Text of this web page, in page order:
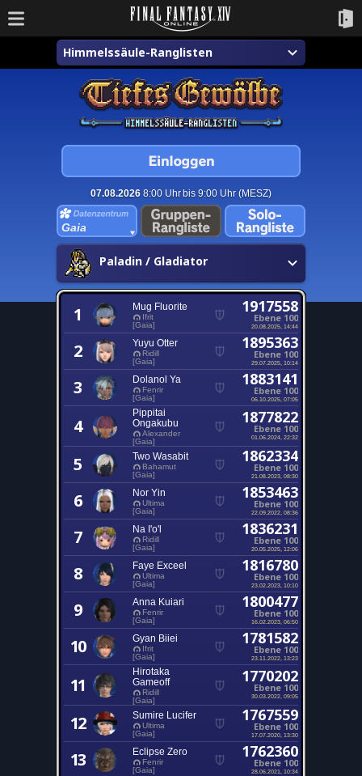
Himmelssäule-Ranglisten
07.08.20268:00 Uhr bis 9:00 Uhr (MESZ)
Gaia
Paladin / Gladiator
1 Mug Fluorite
Ifrit
[Gaia]
1917558
Ebene 100
20.08.2025, 14:44
2 Yuyu Otter
Ridill
[Gaia]
1895363
Ebene 100
29.07.2025, 10:14
3 Dolanol Ya
Fenrir
[Gaia]
1883141
Ebene 100
06.10.2025, 07:05
4
Pippitai
Ongakubu
Alexander
[Gaia]
1877822
Ebene 100
01.06.2024, 22:32
5 Two Wasabit
Bahamut
[Gaia]
1862334
Ebene 100
21.08.2023, 08:30
6 Nor Yin
Ultima
[Gaia]
1853463
Ebene 100
22.09.2022, 08:36
7 Na I'o'l
Ridill
[Gaia]
1836231
Ebene 100
20.05.2025, 12:06
8 Faye Exceel
Ultima
[Gaia]
1816780
Ebene 100
23.02.2023, 10:10
9 Anna Kuiari
Fenrir
[Gaia]
1800477
Ebene 100
16.02.2023, 06:50
10 Gyan Biiei
Ifrit
[Gaia]
1781582
Ebene 100
23.11.2022, 13:23
11
Hirotaka
Gameoff
Ridill
[Gaia]
1770202
Ebene 100
30.03.2022, 09:05
12 Sumire Lucifer
Ultima
[Gaia]
1767559
Ebene 100
17.07.2020, 13:30
13 Eclipse Zero
Fenrir
[Gaia]
1762360
Ebene 100
28.06.2021, 10:34